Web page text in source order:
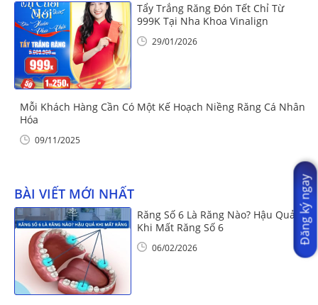
Tẩy Trắng Răng Đón Tết Chỉ Từ
999K Tại Nha Khoa Vinalign
29/01/2026
Mỗi Khách Hàng Cần Có Một Kế Hoạch Niềng Răng Cá Nhân
Hóa
09/11/2025
BÀI VIẾT MỚI NHẤT
Răng Số 6 Là Răng Nào? Hậu Quả
Khi Mất Răng Số 6
06/02/2026
Đăng ký ngay